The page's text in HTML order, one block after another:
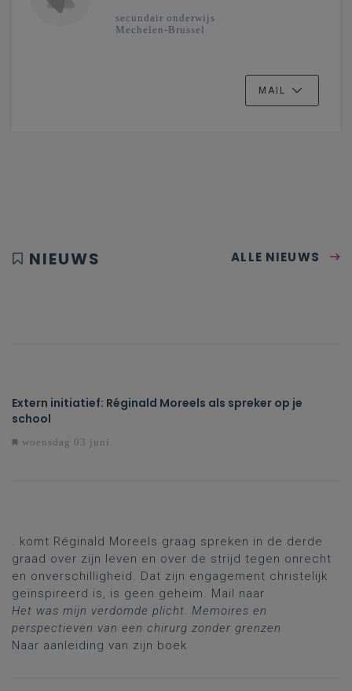
secundair onderwijs
Mechelen-Brussel
MAIL
NIEUWS ALLE NIEUWS
woensdag 03 juni
Extern initiatief: Réginald Moreels als spreker op je
school
Naar aanleiding van zijn boek
Het was mijn verdomde plicht. Memoires en
perspectieven van een chirurg zonder grenzen
. komt Réginald Moreels graag spreken in de derde
graad over zijn leven en over de strijd tegen onrecht
en onverschilligheid. Dat zijn engagement christelijk
geïnspireerd is, is geen geheim. Mail naar